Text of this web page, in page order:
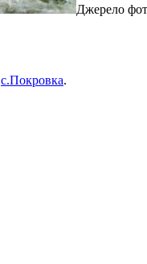
Джерело
с.Покровка.